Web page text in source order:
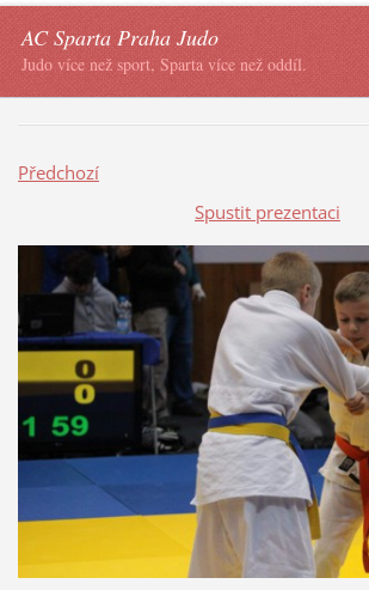
AC Sparta Praha Judo
Judo více než sport, Sparta více než oddíl.
Předchozí
Spustit prezentaci